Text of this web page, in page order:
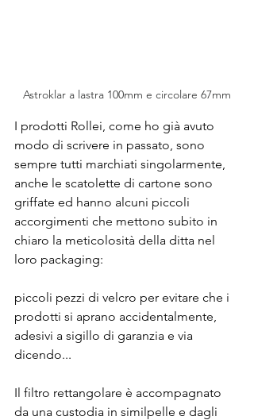
Astroklar a lastra 100mm e circolare 67mm
I prodotti Rollei, come ho già avuto
modo di scrivere in passato, sono
sempre tutti marchiati singolarmente,
anche le scatolette di cartone sono
griffate ed hanno alcuni piccoli
accorgimenti che mettono subito in
chiaro la meticolosità della ditta nel
loro packaging:
piccoli pezzi di velcro per evitare che i
prodotti si aprano accidentalmente,
adesivi a sigillo di garanzia e via
dicendo...
Il filtro rettangolare è accompagnato
da una custodia in similpelle e dagli